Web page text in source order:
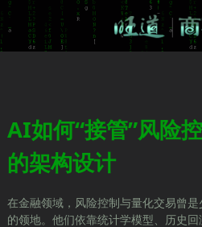
AI如何“接管”风险
的架构设计
在金融领域，风险控制与量化交易曾
的领地。他们依靠统计学模型、历史